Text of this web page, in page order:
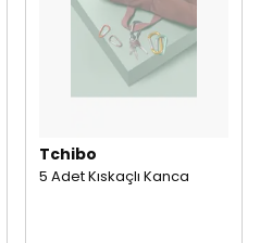
Tchibo
5 Adet Kıskaçlı Kanca